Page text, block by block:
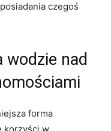
​czegoś
wodzie nad
forma